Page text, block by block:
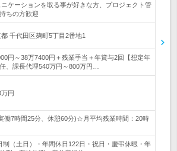
ケーションを取る事が好きな方、プロジェクト管
ちの方歓迎
都 千代田区麹町5丁目2番地1
円～38万7400円＋残業手当＋年賞与2回【想定年
、課長代理540万円～800万円…
円
働7時間25分、休憩60分)☆月平均残業時間：20時
制（土日）・年間休日122日・祝日・慶弔休暇・年